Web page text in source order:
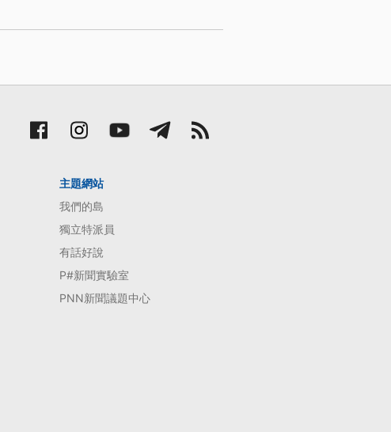
主題網站
我們的島
獨立特派員
有話好說
P#新聞實驗室
PNN新聞議題中心